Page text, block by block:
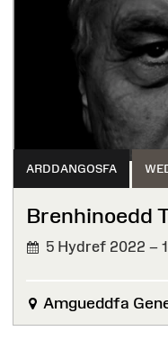
ARDDANGOSFA
Brenhinoedd
5 Hydref 2022 –
WEDI'I
Amgueddfa